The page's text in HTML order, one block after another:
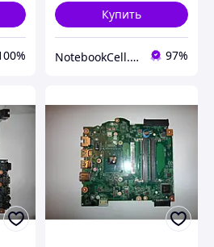
Купить
NotebookCell.com.ua 97%